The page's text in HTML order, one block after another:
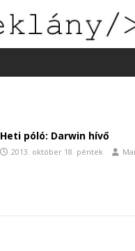
Heti póló: Darwin hívő
2013. október 18. péntek